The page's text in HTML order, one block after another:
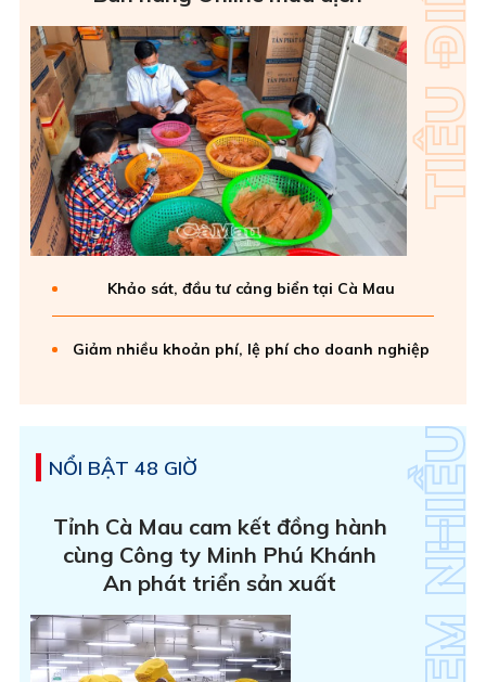
Khảo sát, đầu tư cảng biển tại Cà Mau
Giảm nhiều khoản phí, lệ phí cho doanh nghiệp
NỔI BẬT 48 GIỜ
Tỉnh Cà Mau cam kết đồng hành
cùng Công ty Minh Phú Khánh
An phát triển sản xuất